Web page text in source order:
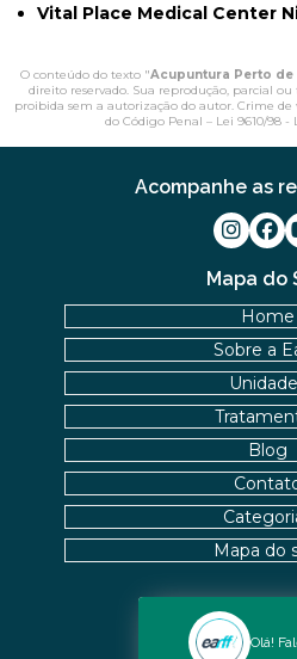
Vital Place Medical Center
O conteúdo do texto "Acupuntura Perto de
direito reservado. Sua reprodução, parcial
proibida sem a autorização do autor. Crime
do Código Penal – Lei 9610/98 -
Nossas
Mapa do
Home
Sobre a
Blog
Mapa do
Acompanhe as
Olá!